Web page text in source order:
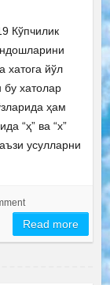
Кўпчилик
хатога йўл
хатолар
ҳам
“ҳ” ва “х”
усулларни
Read more